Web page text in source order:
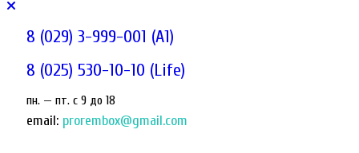
8 (029) 3-999-001 (A1)
8 (025) 530-10-10 (Life)
пн. — пт. c 9 до 18
email: prorembox@gmail.com